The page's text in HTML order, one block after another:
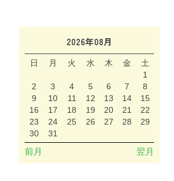
2026年08月
日 月 火 水 木 金
土
1
2
3 4 5 6 7
8
9
10 11 12 13 14
15
16
17 18 19 20 21
22
23
24 25 26 27 28
29
30
31
前月 翌月